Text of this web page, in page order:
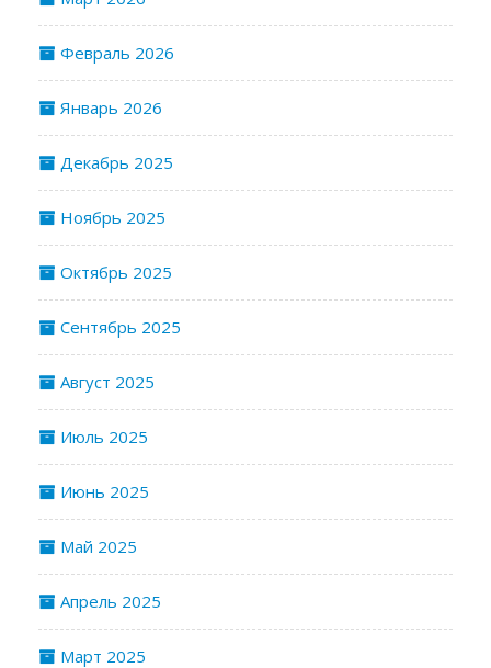
Февраль 2026
Январь 2026
Декабрь 2025
Ноябрь 2025
Октябрь 2025
Сентябрь 2025
Август 2025
Июль 2025
Июнь 2025
Май 2025
Апрель 2025
Март 2025